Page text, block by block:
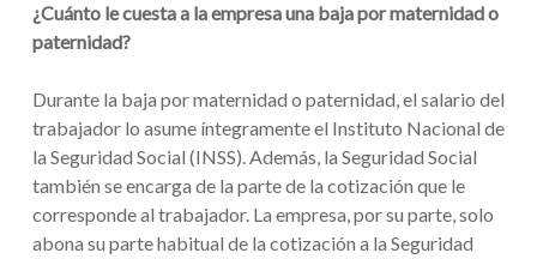
¿Cuánto le cuesta a la empresa una baja por maternidad o
paternidad?
Durante la baja por maternidad o paternidad, el salario del
trabajador lo asume íntegramente el Instituto Nacional de
la Seguridad Social (INSS). Además, la Seguridad Social
también se encarga de la parte de la cotización que le
corresponde al trabajador. La empresa, por su parte, solo
abona su parte habitual de la cotización a la Seguridad